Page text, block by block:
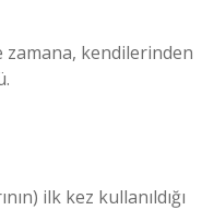
zamana, kendilerinden
ilk kez kullanıldığı